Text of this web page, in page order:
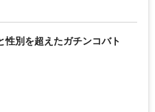
性別を超えたガチンコバト